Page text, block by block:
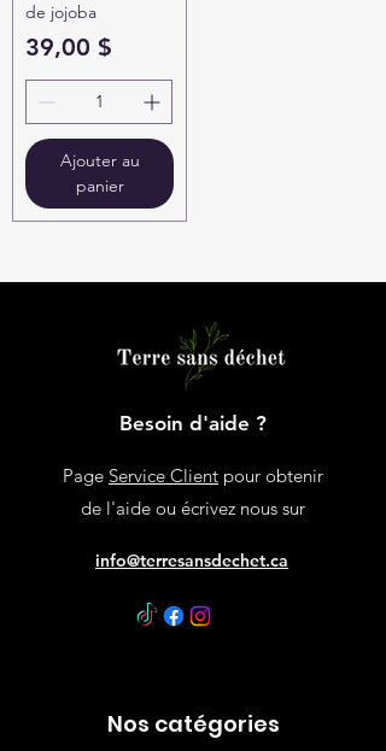
de jojoba
Prix
39,00 $
Ajouter au
panier
Besoin d'aide ?
Page Service Client pour obtenir
de l'aide ou écrivez nous sur
info@terresansdechet.ca
Nos catégories